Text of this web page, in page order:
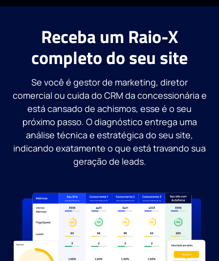
Receba um Raio-X
completo do seu site
Se você é gestor de marketing, diretor
comercial ou cuida do CRM da concessionária e
está cansado de achismos, esse é o seu
próximo passo. O diagnóstico entrega uma
análise técnica e estratégica do seu site,
indicando exatamente o que está travando sua
geração de leads.